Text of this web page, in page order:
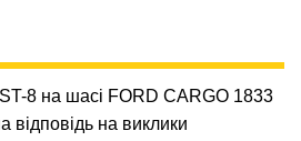
8 на шасі FORD CARGO 1833
відповідь на виклики